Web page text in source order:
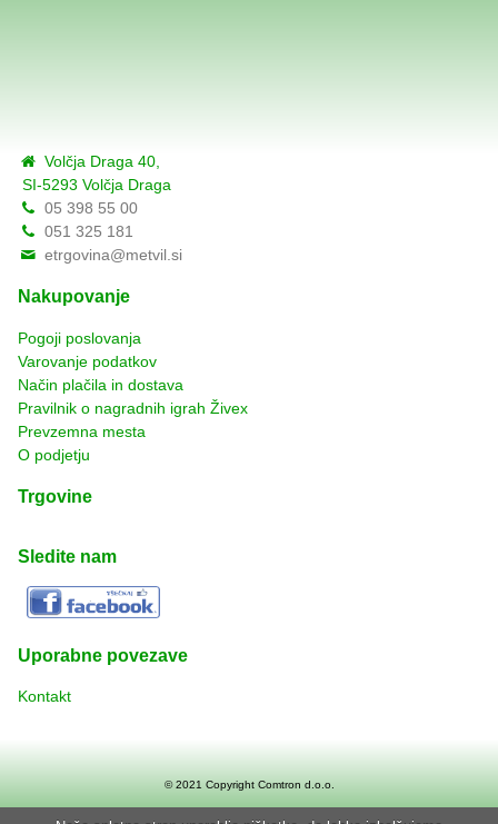
Volčja Draga 40,
SI-5293 Volčja Draga
05 398 55 00
051 325 181
etrgovina@metvil.si
Nakupovanje
Pogoji poslovanja
Varovanje podatkov
Način plačila in dostava
Pravilnik o nagradnih igrah Živex
Prevzemna mesta
O podjetju
Trgovine
Sledite nam
Uporabne povezave
Kontakt
© 2021 Copyright Comtron d.o.o.